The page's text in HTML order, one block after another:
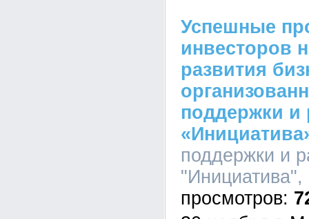
Успешные
инвесторов
развития
поддержки и
поддержки и